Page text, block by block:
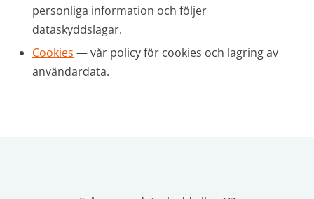
personliga information och följer
dataskyddslagar.
Cookies — vår policy för cookies och lagring av
användardata.